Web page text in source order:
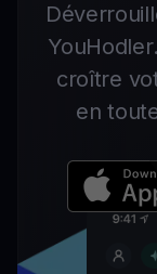
croître
en